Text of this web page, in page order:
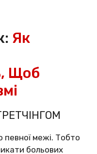
Як
Щоб
певної межі. Тобто
больових